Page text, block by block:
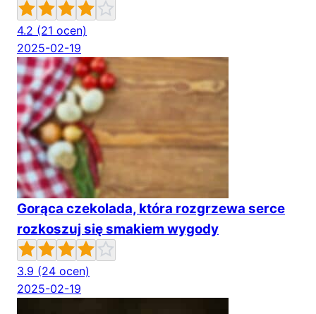
4.2 (21 ocen)
2025-02-19
Gorąca czekolada, która rozgrzewa serce
rozkoszuj się smakiem wygody
3.9 (24 ocen)
2025-02-19